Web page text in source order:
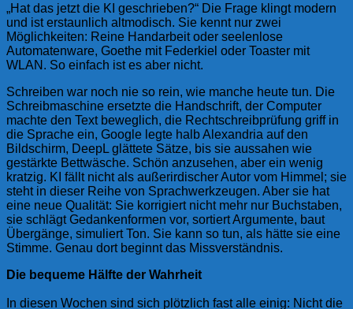
„Hat das jetzt die KI geschrieben?“ Die Frage klingt modern
und ist erstaunlich altmodisch. Sie kennt nur zwei
Möglichkeiten: Reine Handarbeit oder seelenlose
Automatenware, Goethe mit Federkiel oder Toaster mit
WLAN. So einfach ist es aber nicht.
Schreiben war noch nie so rein, wie manche heute tun. Die
Schreibmaschine ersetzte die Handschrift, der Computer
machte den Text beweglich, die Rechtschreibprüfung griff in
die Sprache ein, Google legte halb Alexandria auf den
Bildschirm, DeepL glättete Sätze, bis sie aussahen wie
gestärkte Bettwäsche. Schön anzusehen, aber ein wenig
kratzig. KI fällt nicht als außerirdischer Autor vom Himmel; sie
steht in dieser Reihe von Sprachwerkzeugen. Aber sie hat
eine neue Qualität: Sie korrigiert nicht mehr nur Buchstaben,
sie schlägt Gedankenformen vor, sortiert Argumente, baut
Übergänge, simuliert Ton. Sie kann so tun, als hätte sie eine
Stimme. Genau dort beginnt das Missverständnis.
Die bequeme Hälfte der Wahrheit
In diesen Wochen sind sich plötzlich fast alle einig: Nicht die